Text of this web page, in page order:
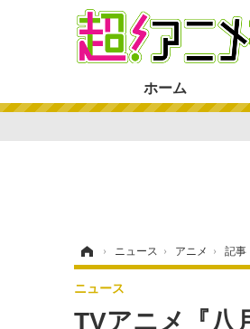
ホーム
› ニュース › アニメ › 記事
TVアニメ『八
ニュース